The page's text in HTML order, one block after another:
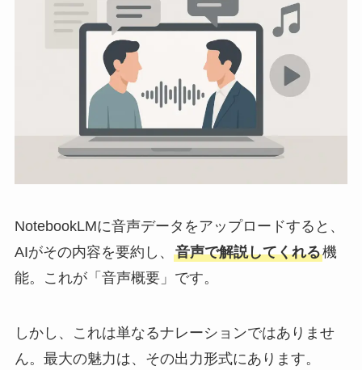
NotebookLMに音声データをアップロードすると、
AIがその内容を要約し、 音声で解説してくれる機
能。これが「音声概要」です。
しかし、これは単なるナレーションではありませ
ん。最大の魅力は、その出力形式にあります。